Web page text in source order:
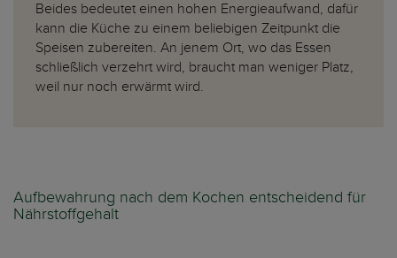
Beides bedeutet einen hohen Energieaufwand, dafür
kann die Küche zu einem beliebigen Zeitpunkt die
Speisen zubereiten. An jenem Ort, wo das Essen
schließlich verzehrt wird, braucht man weniger Platz,
weil nur noch erwärmt wird.
Aufbewahrung nach dem Kochen entscheidend für
Nährstoffgehalt